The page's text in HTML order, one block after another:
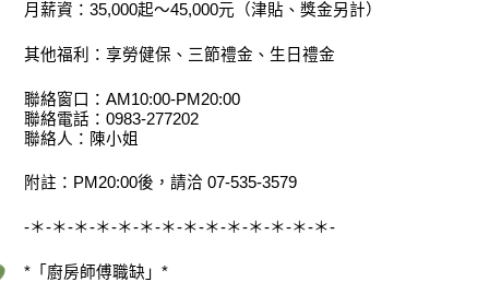
月薪資：35,000起～45,000元（津貼、獎金另計）
其他福利：享勞健保、三節禮金、生日禮金
聯絡窗口：AM10:00-PM20:00
聯絡電話：0983-277202
聯絡人：陳小姐
附註：PM20:00後，請洽 07-535-3579
-＊-＊-＊-＊-＊-＊-＊-＊-＊-＊-＊-＊-＊-＊-
*「廚房師傅職缺」*